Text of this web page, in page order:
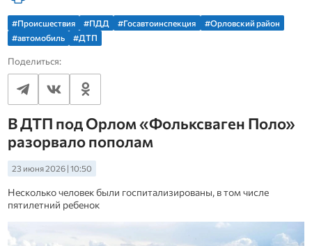
#Происшествия #ПДД #Госавтоинспекция
#Орловский район
#автомобиль
#ДТП
Поделиться:
В ДТП под Орлом «Фольксваген Поло»
разорвало пополам
23 июня 2026 | 10:50
Несколько человек были госпитализированы, в том числе
пятилетний ребенок